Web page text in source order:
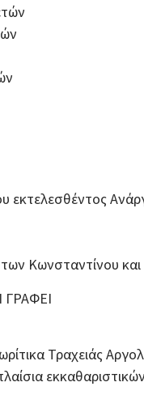
εκτελεσθέντος
Κωνσταντίνου
Τραχειάς